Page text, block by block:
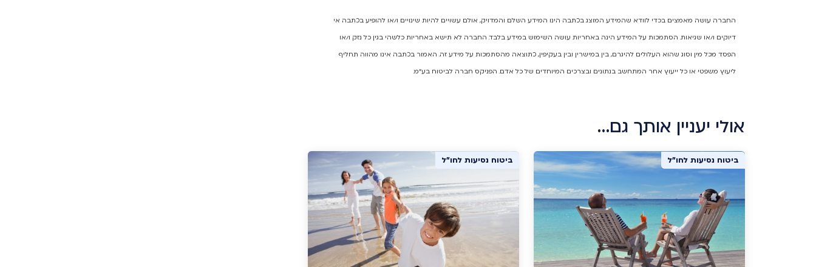
החברה עושה מאמצים בכדי לוודא שהמידע המוצג בכתבה הינו המידע השלם והמדויק, אולם עשויים להיות שינויים ו/או להופיע בכתבה אי
דיוקים ו/או שגיאות. הסתמכות על המידע הינה באחריות עושה השימוש במידע בלבד. החברה לא תישא באחריות כלשהי בגין כל נזק ו/או
הפסד מכל מין וסוג שהוא העלולים להיגרם, בין במישרין ובין בעקיפין, כתוצאה מהסתמכות על מידע זה. האמור בכתבה אינו מהווה תחליף
ליעוץ משפטי או כל ייעוץ אחר המתחשב בנתונים ובצרכים המיוחדים של כל אדם. הפניקס חברה לביטוח בע"מ.
אולי יעניין אותך גם…
ביטוח נסיעות לחו"ל ביטוח נסיעות לחו"ל ביטוח נסיעות לחו"ל ביטוח נסיעות לחו"ל